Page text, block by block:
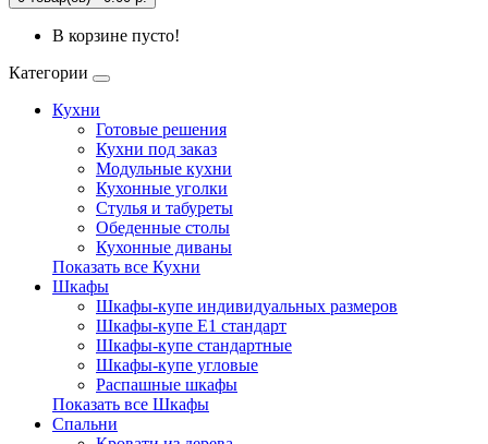
В корзине пусто!
Категории
Кухни
Готовые решения
Кухни под заказ
Модульные кухни
Кухонные уголки
Стулья и табуреты
Обеденные столы
Кухонные диваны
Показать все Кухни
Шкафы
Шкафы-купе индивидуальных размеров
Шкафы-купе Е1 стандарт
Шкафы-купе стандартные
Шкафы-купе угловые
Распашные шкафы
Показать все Шкафы
Спальни